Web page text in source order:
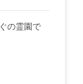
の霊園で
室1室、